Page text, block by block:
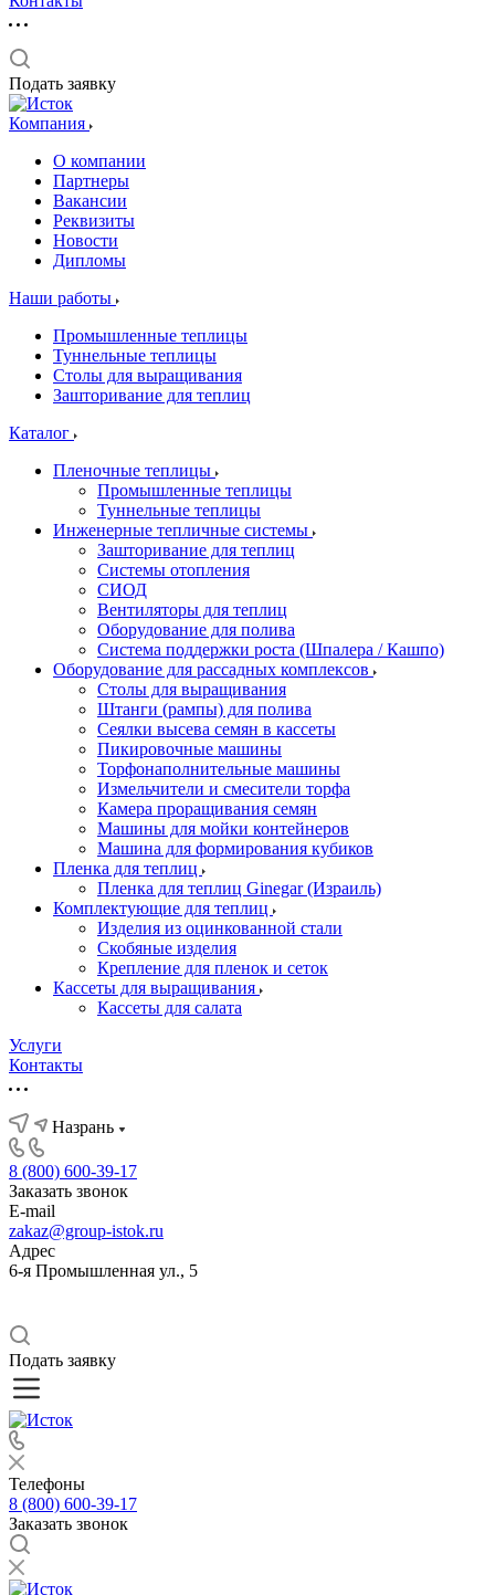
Подать заявку
Компания
О компании
Партнеры
Вакансии
Реквизиты
Новости
Дипломы
Наши работы
Промышленные теплицы
Туннельные теплицы
Столы для выращивания
Зашторивание для теплиц
Каталог
Пленочные теплицы
Промышленные теплицы
Туннельные теплицы
Инженерные тепличные системы
Зашторивание для теплиц
Системы отопления
СИОД
Вентиляторы для теплиц
Оборудование для полива
Система поддержки роста (Шпалера / Кашпо)
Оборудование для рассадных комплексов
Столы для выращивания
Штанги (рампы) для полива
Сеялки высева семян в кассеты
Пикировочные машины
Торфонаполнительные машины
Измельчители и смесители торфа
Камера проращивания семян
Машины для мойки контейнеров
Машина для формирования кубиков
Пленка для теплиц
Пленка для теплиц Ginegar (Израиль)
Комплектующие для теплиц
Изделия из оцинкованной стали
Скобяные изделия
Крепление для пленок и сеток
Кассеты для выращивания
Кассеты для салата
Услуги
Контакты
Назрань
8 (800) 600-39-17
Заказать звонок
E-mail
zakaz@group-istok.ru
Адрес
6-я Промышленная ул., 5
Подать заявку
Телефоны
8 (800) 600-39-17
Заказать звонок